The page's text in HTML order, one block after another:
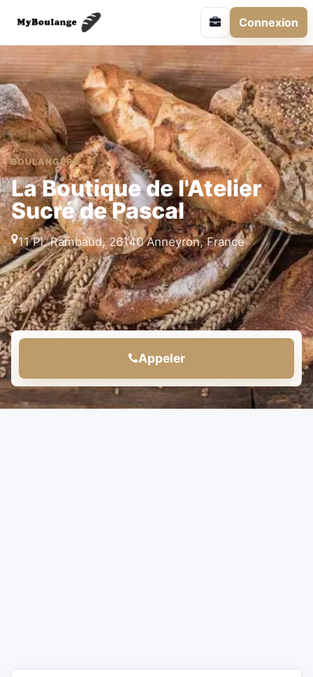
Connexion
BOULANGERIE
La Boutique de l'Atelier
Sucré de Pascal
11 Pl. Rambaud, 26140 Anneyron, France
Appeler